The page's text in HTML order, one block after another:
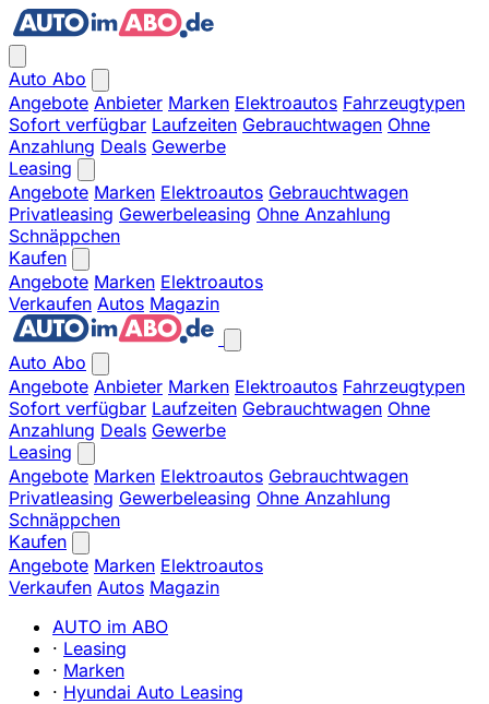
Auto Abo
Angebote Anbieter Marken Elektroautos Fahrzeugtypen
Sofort verfügbar Laufzeiten Gebrauchtwagen Ohne
Anzahlung Deals Gewerbe
Leasing
Angebote Marken Elektroautos Gebrauchtwagen
Privatleasing Gewerbeleasing Ohne Anzahlung
Schnäppchen
Kaufen
Angebote Marken Elektroautos
Verkaufen Autos Magazin
Auto Abo
Angebote Anbieter Marken Elektroautos Fahrzeugtypen
Sofort verfügbar Laufzeiten Gebrauchtwagen Ohne
Anzahlung Deals Gewerbe
Leasing
Angebote Marken Elektroautos Gebrauchtwagen
Privatleasing Gewerbeleasing Ohne Anzahlung
Schnäppchen
Kaufen
Angebote Marken Elektroautos
Verkaufen Autos Magazin
AUTO im ABO
· Leasing
· Marken
· Hyundai Auto Leasing